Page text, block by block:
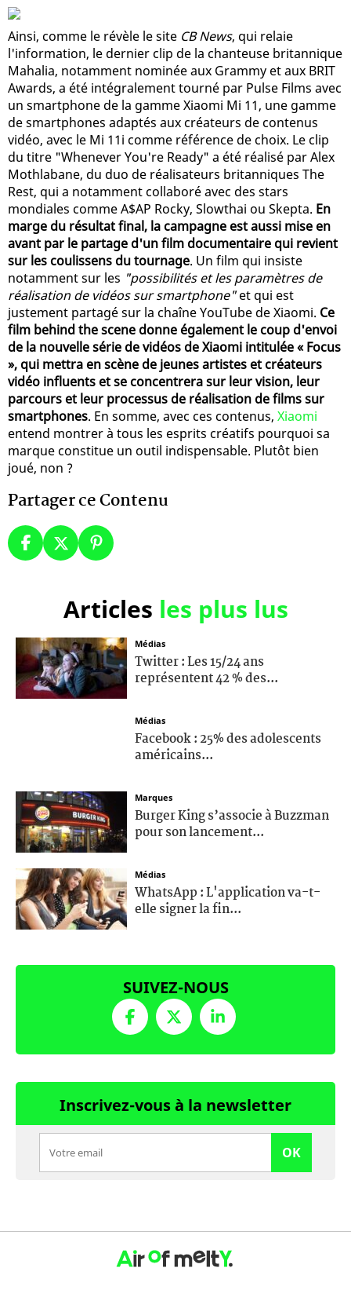
Ainsi, comme le révèle le site CB News, qui relaie
l'information, le dernier clip de la chanteuse britannique
Mahalia, notamment nominée aux Grammy et aux BRIT
Awards, a été intégralement tourné par Pulse Films avec
un smartphone de la gamme Xiaomi Mi 11, une gamme
de smartphones adaptés aux créateurs de contenus
vidéo, avec le Mi 11i comme référence de choix. Le clip
du titre "Whenever You're Ready" a été réalisé par Alex
Mothlabane, du duo de réalisateurs britanniques The
Rest, qui a notamment collaboré avec des stars
mondiales comme A$AP Rocky, Slowthai ou Skepta. En
marge du résultat final, la campagne est aussi mise en
avant par le partage d'un film documentaire qui revient
sur les coulissens du tournage. Un film qui insiste
notamment sur les "possibilités et les paramètres de
réalisation de vidéos sur smartphone"et qui est
justement partagé sur la chaîne YouTube de Xiaomi. Ce
film behind the scene donne également le coup d'envoi
de la nouvelle série de vidéos de Xiaomi intitulée « Focus
», qui mettra en scène de jeunes artistes et créateurs
vidéo influents et se concentrera sur leur vision, leur
parcours et leur processus de réalisation de films sur
smartphones. En somme, avec ces contenus, Xiaomi
entend montrer à tous les esprits créatifs pourquoi sa
marque constitue un outil indispensable. Plutôt bien
joué, non ?
Partager ce Contenu
Articles les plus lus
Médias
Twitter : Les 15/24 ans
représentent 42 % des...
Médias
Facebook : 25% des adolescents
américains...
Marques
Burger King s’associe à Buzzman
pour son lancement...
Médias
WhatsApp : L'application va-t-
elle signer la fin...
SUIVEZ-NOUS
Inscrivez-vous à la newsletter
OK